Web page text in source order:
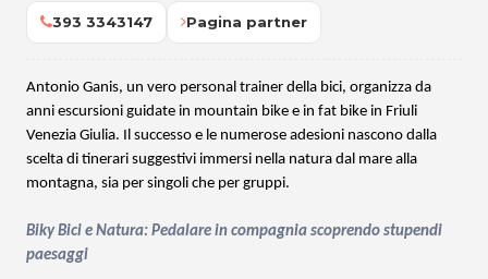
393 3343147 Pagina partner
Antonio Ganis, un vero personal trainer della bici, organizza da
anni escursioni guidate in mountain bike e in fat bike in Friuli
Venezia Giulia. Il successo e le numerose adesioni nascono dalla
scelta di tinerari suggestivi immersi nella natura dal mare alla
montagna, sia per singoli che per gruppi.
Biky Bici e Natura: Pedalare in compagnia scoprendo stupendi
paesaggi